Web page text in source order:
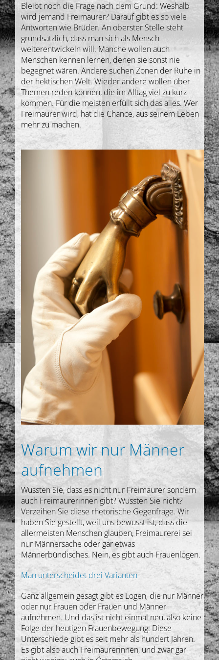
Bleibt noch die Frage nach dem Grund: Weshalb
wird jemand Freimaurer? Darauf gibt es so viele
Antworten wie Brüder. An oberster Stelle steht
grundsätzlich, dass man sich als Mensch
weiterentwickeln will. Manche wollen auch
Menschen kennen lernen, denen sie sonst nie
begegnet wären. Andere suchen Zonen der Ruhe in
der hektischen Welt. Wieder andere wollen über
Themen reden können, die im Alltag viel zu kurz
kommen. Für die meisten erfüllt sich das alles. Wer
Freimaurer wird, hat die Chance, aus seinem Leben
mehr zu machen.
Warum wir nur Männer
aufnehmen
Wussten Sie, dass es nicht nur Freimaurer sondern
auch Freimaurerinnen gibt? Wussten Sie nicht?
Verzeihen Sie diese rhetorische Gegenfrage. Wir
haben Sie gestellt, weil uns bewusst ist, dass die
allermeisten Menschen glauben, Freimaurerei sei
nur Männersache oder gar etwas
Männerbündisches. Nein, es gibt auch Frauenlogen.
Man unterscheidet drei Varianten
Ganz allgemein gesagt gibt es Logen, die nur Männer
oder nur Frauen oder Frauen und Männer
aufnehmen. Und das ist nicht einmal neu, also keine
Folge der heutigen Frauenbewegung: Diese
Unterschiede gibt es seit mehr als hundert Jahren.
Es gibt also auch Freimaurerinnen, und zwar gar